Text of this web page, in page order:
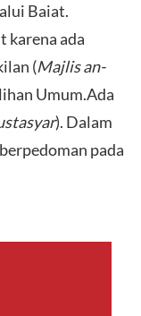
Baiat.
karena ada
(Majlis an-
Umum.Ada
). Dalam
pada